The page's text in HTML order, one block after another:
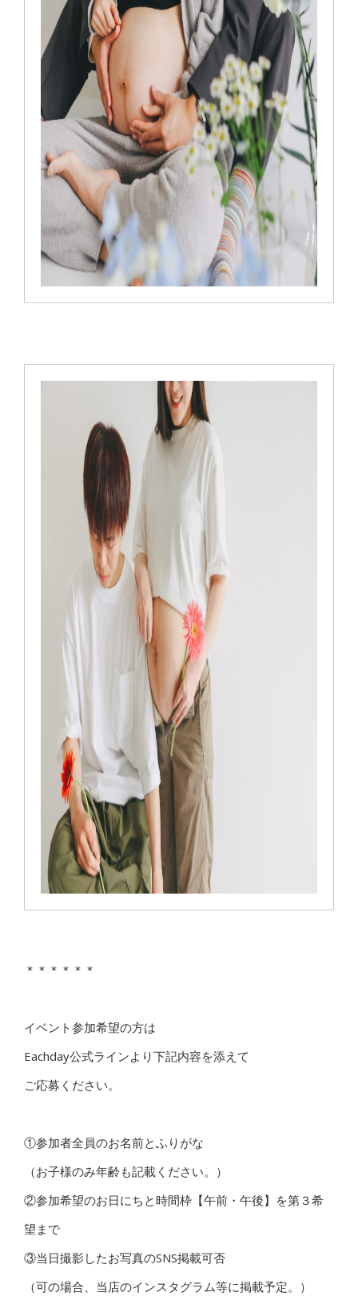
＊＊＊＊＊＊
イベント参加希望の方は
Eachday公式ラインより下記内容を添えて
ご応募ください。
①参加者全員のお名前とふりがな
（お子様のみ年齢も記載ください。）
②参加希望のお日にちと時間枠【午前・午後】を第３希
望まで
③当日撮影したお写真のSNS掲載可否
（可の場合、当店のインスタグラム等に掲載予定。）